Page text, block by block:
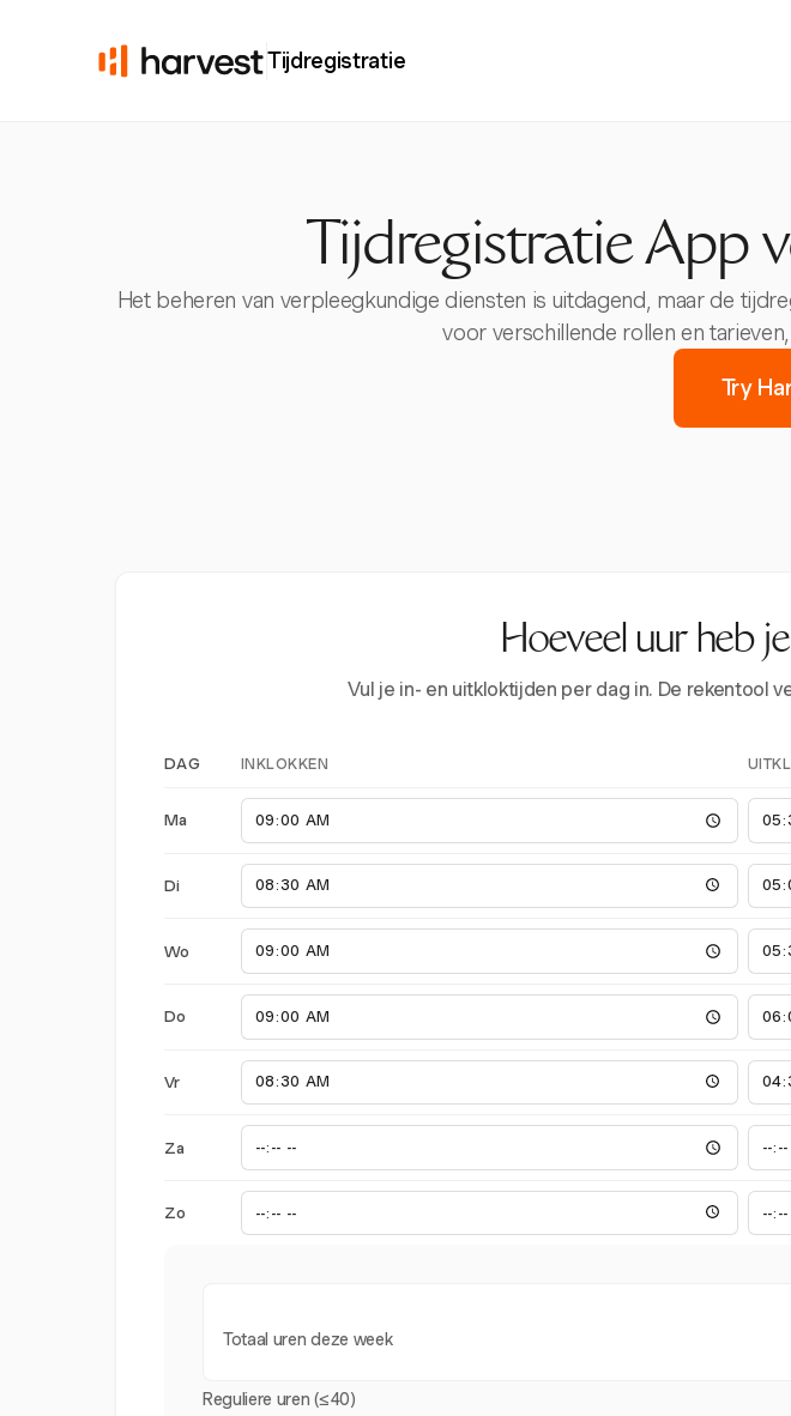
Tijdregistratie
Tijdregistratie App
Het beheren van verpleegkundige diensten is uitdagend, maar de
voor verschillende rollen en
Try
Hoeveel uur heb
Vul je in- en uitkloktijden per dag in. De rekentool
DAG INKLOKKEN
Ma
Di
Wo
Do
Vr
Za
Zo
Totaal uren deze week
Reguliere uren (≤40)